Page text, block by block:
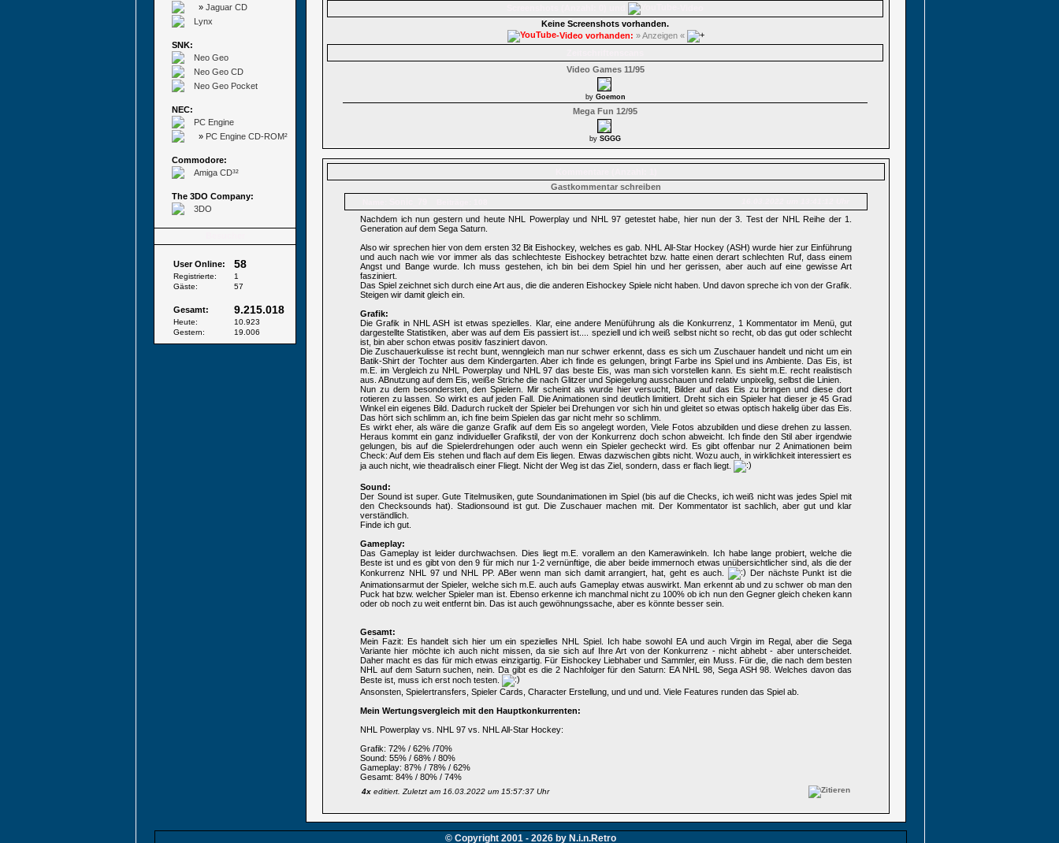
» Jaguar CD
Lynx
SNK:
Neo Geo
Neo Geo CD
Neo Geo Pocket
NEC:
PC Engine
» PC Engine CD-ROM²
Commodore:
Amiga CD³²
The 3DO Company:
3DO
User Online: 58
Registrierte:
1
Gäste:
57
Gesamt: 9.215.018
Heute:
10.923
Gestern:
19.006
Keine Screenshots vorhanden.
-Video vorhanden: » Anzeigen «
Video Games 11/95
by Goemon
Mega Fun 12/95
by SGGG
Gastkommentar schreiben
Nachdem ich nun gestern und heute NHL Powerplay und NHL 97 getestet habe, hier nun der 3. Test der NHL Reihe der 1.
Generation auf dem Sega Saturn.
Also wir sprechen hier von dem ersten 32 Bit Eishockey, welches es gab. NHL All-Star Hockey (ASH) wurde hier zur Einführung
und auch nach wie vor immer als das schlechteste Eishockey betrachtet bzw. hatte einen derart schlechten Ruf, dass einem
Angst und Bange wurde. Ich muss gestehen, ich bin bei dem Spiel hin und her gerissen, aber auch auf eine gewisse Art
fasziniert.
Das Spiel zeichnet sich durch eine Art aus, die die anderen Eishockey Spiele nicht haben. Und davon spreche ich von der Grafik.
Steigen wir damit gleich ein.
Grafik:
Die Grafik in NHL ASH ist etwas spezielles. Klar, eine andere Menüführung als die Konkurrenz, 1 Kommentator im Menü, gut
dargestellte Statistiken, aber was auf dem Eis passiert ist.... speziell und ich weiß selbst nicht so recht, ob das gut oder schlecht
ist, bin aber schon etwas positiv fasziniert davon.
Die Zuschauerkulisse ist recht bunt, wenngleich man nur schwer erkennt, dass es sich um Zuschauer handelt und nicht um ein
Batik-Shirt der Tochter aus dem Kindergarten. Aber ich finde es gelungen, bringt Farbe ins Spiel und ins Ambiente. Das Eis, ist
m.E. im Vergleich zu NHL Powerplay und NHL 97 das beste Eis, was man sich vorstellen kann. Es sieht m.E. recht realistisch
aus. ABnutzung auf dem Eis, weiße Striche die nach Glitzer und Spiegelung ausschauen und relativ unpixelig, selbst die Linien.
Nun zu dem besondersten, den Spielern. Mir scheint als wurde hier versucht, Bilder auf das Eis zu bringen und diese dort
rotieren zu lassen. So wirkt es auf jeden Fall. Die Animationen sind deutlich limitiert. Dreht sich ein Spieler hat dieser je 45 Grad
Winkel ein eigenes Bild. Dadurch ruckelt der Spieler bei Drehungen vor sich hin und gleitet so etwas optisch hakelig über das Eis.
Das hört sich schlimm an, ich fine beim Spielen das gar nicht mehr so schlimm.
Es wirkt eher, als wäre die ganze Grafik auf dem Eis so angelegt worden, Viele Fotos abzubilden und diese drehen zu lassen.
Heraus kommt ein ganz individueller Grafikstil, der von der Konkurrenz doch schon abweicht. Ich finde den Stil aber irgendwie
gelungen, bis auf die Spielerdrehungen oder auch wenn ein Spieler gecheckt wird. Es gibt offenbar nur 2 Animationen beim
Check: Auf dem Eis stehen und flach auf dem Eis liegen. Etwas dazwischen gibts nicht. Wozu auch, in wirklichkeit interessiert es
ja auch nicht, wie theadralisch einer Fliegt. Nicht der Weg ist das Ziel, sondern, dass er flach liegt.
Sound:
Der Sound ist super. Gute Titelmusiken, gute Soundanimationen im Spiel (bis auf die Checks, ich weiß nicht was jedes Spiel mit
den Checksounds hat). Stadionsound ist gut. Die Zuschauer machen mit. Der Kommentator ist sachlich, aber gut und klar
verständlich.
Finde ich gut.
Gameplay:
Das Gameplay ist leider durchwachsen. Dies liegt m.E. vorallem an den Kamerawinkeln. Ich habe lange probiert, welche die
Beste ist und es gibt von den 9 für mich nur 1-2 vernünftige, die aber beide immernoch etwas unübersichtlicher sind, als die der
Konkurrenz NHL 97 und NHL PP. ABer wenn man sich damit arrangiert, hat, geht es auch.
Der nächste Punkt ist die
Animationsarmut der Spieler, welche sich m.E. auch aufs Gameplay etwas auswirkt. Man erkennt ab und zu schwer ob man den
Puck hat bzw. welcher Spieler man ist. Ebenso erkenne ich manchmal nicht zu 100% ob ich nun den Gegner gleich cheken kann
oder ob noch zu weit entfernt bin. Das ist auch gewöhnungssache, aber es könnte besser sein.
Gesamt:
Mein Fazit: Es handelt sich hier um ein spezielles NHL Spiel. Ich habe sowohl EA und auch Virgin im Regal, aber die Sega
Variante hier möchte ich auch nicht missen, da sie sich auf Ihre Art von der Konkurrenz - nicht abhebt - aber unterscheidet.
Daher macht es das für mich etwas einzigartig. Für Eishockey Liebhaber und Sammler, ein Muss. Für die, die nach dem besten
NHL auf dem Saturn suchen, nein. Da gibt es die 2 Nachfolger für den Saturn: EA NHL 98, Sega ASH 98. Welches davon das
Beste ist, muss ich erst noch testen.
Ansonsten, Spielertransfers, Spieler Cards, Character Erstellung, und und und. Viele Features runden das Spiel ab.
Mein Wertungsvergleich mit den Hauptkonkurrenten:
NHL Powerplay vs. NHL 97 vs. NHL All-Star Hockey:
Grafik: 72% / 62% /70%
Sound: 55% / 68% / 80%
Gameplay: 87% / 78% / 62%
Gesamt: 84% / 80% / 74%
4x editiert. Zuletzt am 16.03.2022 um 15:57:37 Uhr
© Copyright 2001 - 2026 by N.i.n.Retro